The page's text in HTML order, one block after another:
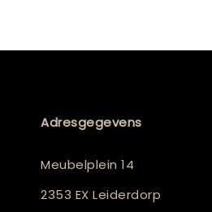
Adresgegevens
Meubelplein 14
2353 EX Leiderdorp